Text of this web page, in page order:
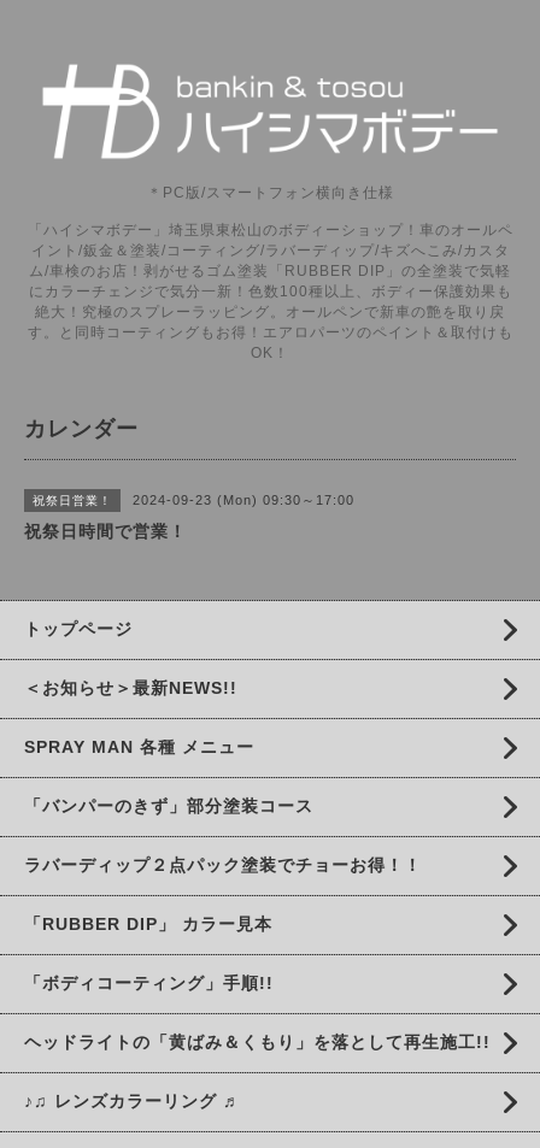
＊PC版/スマートフォン横向き仕様
「ハイシマボデー」埼玉県東松山のボディーショップ！車のオールペ
イント/鈑金＆塗装/コーティング/ラバーディップ/キズへこみ/カスタ
ム/車検のお店！剥がせるゴム塗装「RUBBER DIP」の全塗装で気軽
にカラーチェンジで気分一新！色数100種以上、ボディー保護効果も
絶大！究極のスプレーラッピング。オールペンで新車の艶を取り戻
す。と同時コーティングもお得！エアロパーツのペイント＆取付けも
OK！
カレンダー
祝祭日営業！ 2024-09-23 (Mon) 09:30～17:00
祝祭日時間で営業！
トップページ
＜お知らせ＞最新NEWS!!
SPRAY MAN 各種 メニュー
「バンパーのきず」部分塗装コース
ラバーディップ２点パック塗装でチョーお得！！
「RUBBER DIP」 カラー見本
「ボディコーティング」手順!!
ヘッドライトの「黄ばみ＆くもり」を落として再生施工!!
♪♫ レンズカラーリング ♬